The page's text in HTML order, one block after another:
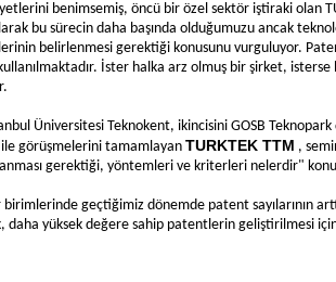
benimsemiş, öncü bir özel sektör iştiraki olan
bu sürecin daha başında olduğumuzu ancak
belirlenmesi gerektiği konusunu vurguluyor.
İster halka arz olmuş bir şirket,
Üniversitesi Teknokent, ikincisini GOSB
görüşmelerini tamamlayan TURKTEK TTM ,
gerektiği, yöntemleri ve kriterleri nelerdir"
geçtiğimiz dönemde patent sayılarının
daha yüksek değere sahip patentlerin geliştirilmesi